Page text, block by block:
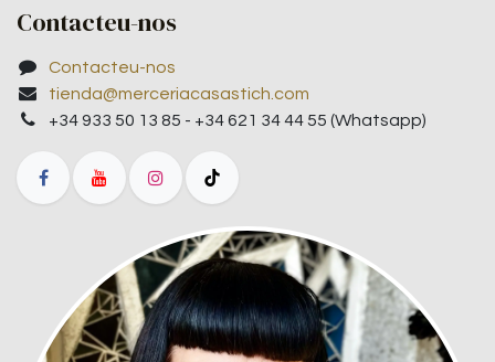
Contacteu-nos
Contacteu-nos
tienda@merceriacasastich.com
+34 933 50 13 85 - +34 621 34 44 55 (Whatsapp)